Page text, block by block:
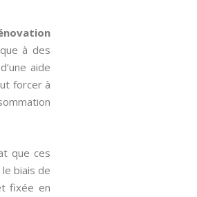
à des
aide
forcer à
que ces
biais de
fixée en